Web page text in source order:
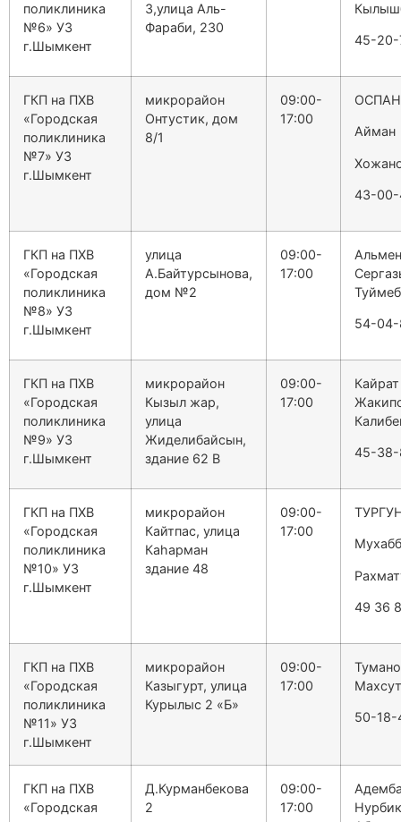
поликлиника
№6» УЗ
г.Шымкент
3,улица Аль-
Фараби, 230
45-20-
ГКП на ПХВ
«Городская
поликлиника
№7» УЗ
г.Шымкент
микрорайон
Онтустик, дом
8/1
09:00-
17:00
Айман
43-00-
ГКП на ПХВ
«Городская
поликлиника
№8» УЗ
г.Шымкент
улица
А.Байтурсынова,
дом №2
09:00-
17:00
54-04-
ГКП на ПХВ
«Городская
поликлиника
№9» УЗ
г.Шымкент
микрорайон
Кызыл жар,
улица
Жиделибайсын,
здание 62 В
09:00-
17:00
Кайрат
45-38-
ГКП на ПХВ
«Городская
поликлиника
№10» УЗ
г.Шымкент
микрорайон
Кайтпас, улица
Каһарман
здание 48
09:00-
17:00
49 36
ГКП на ПХВ
«Городская
поликлиника
№11» УЗ
г.Шымкент
микрорайон
Казыгурт, улица
Курылыс 2 «Б»
09:00-
17:00
50-18-
ГКП на ПХВ
«Городская
Д.Курманбекова
2
09:00-
17:00